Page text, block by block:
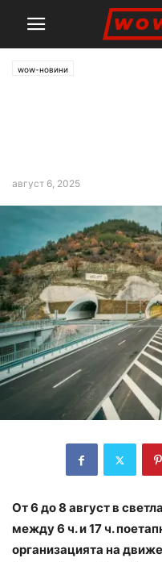
wow-новини
август 6, 2025
От 6 до 8 август в
между 6 ч. и 17 ч.
организацията на